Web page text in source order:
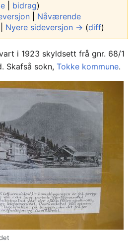
bidrag)
Nåværende
Nyere sideversjon → (diff)
i 1923 skyldsett frå gnr. 68/1
Skafså sokn, Tokke kommune.